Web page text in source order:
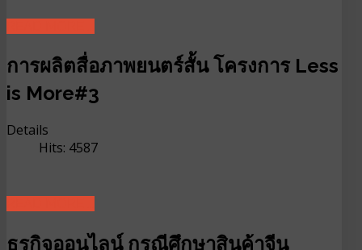
การผลิตสื่อภาพยนตร์สั้น โครงการ Less
is More#3
Details
Hits: 4587
ธุรกิจออนไลน์ กรณีศึกษาสินค้าจีน